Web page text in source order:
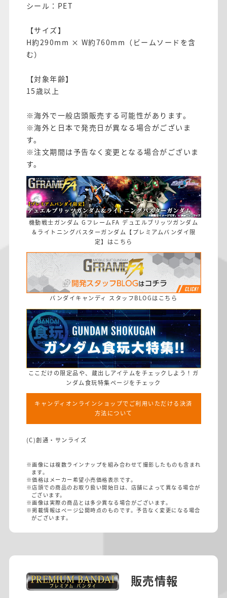
シール：PET
【サイズ】
H約290mm × W約760mm（ビームソードを含
む）
【対象年齢】
15歳以上
※海外で一般店頭販売する可能性があります。
※海外と日本で発売日が異なる場合がございま
す。
※注文期間は予告なく変更となる場合がございま
す。
機動戦士ガンダム GフレームFA デュエルブリッツガンダム
＆ライトニングバスターガンダム【プレミアムバンダイ限
定】はこちら
バンダイキャンディ スタッフBLOGはこちら
ここだけの限定品や、蔵出しアイテムをチェックしよう！ガ
ンダム食玩特集ページをチェック
キャンディオンラインショップでご利用いただける決済
方法について
(C)創通・サンライズ
※画像には複数ラインナップを組み合わせて撮影したものも含まれ
ます。
※価格はメーカー希望小売価格表示です。
※店頭での商品のお取り扱い開始日は、店舗によって異なる場合が
ございます。
※画像は実際の商品とは多少異なる場合がございます。
※掲載情報はページ公開時点のものです。予告なく変更になる場合
がございます。
販売情報